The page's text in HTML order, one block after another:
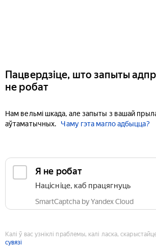
Пацвердзіце, што запыты
не робат
Нам вельмі шкада, але запыты з вашай
аўтаматычных.
Чаму гэта магло адбыцца?
Я не робат
Націсніце, каб працягнуць
SmartCaptcha by Yandex Cloud
Калі ў вас узніклі праблемы, калі ласка,
сувязі